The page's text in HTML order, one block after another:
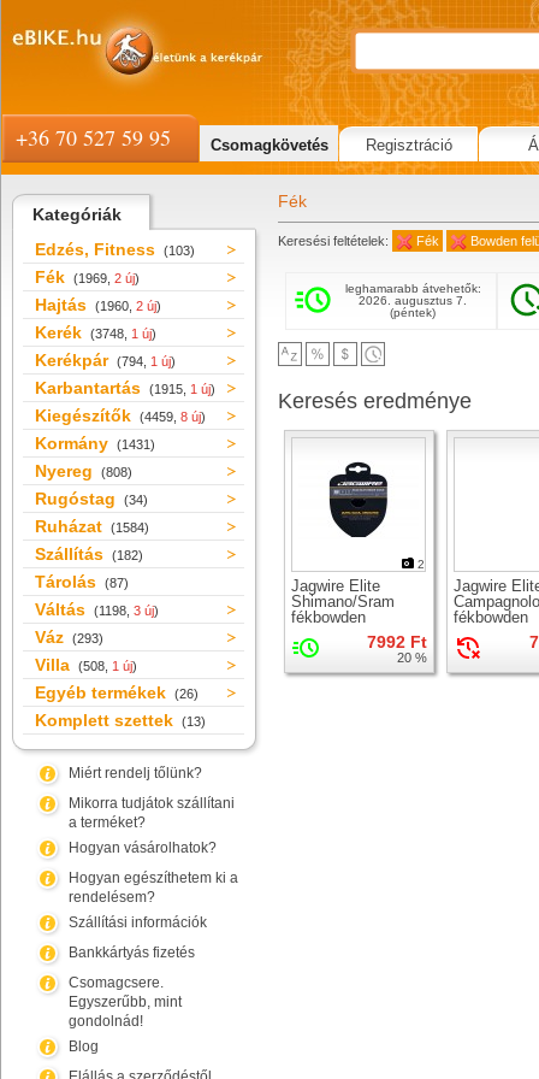
Kategóriák
Edzés, Fitness (103)
Fék (1969, 2 új)
Hajtás (1960, 2 új)
Kerék (3748, 1 új)
Kerékpár (794, 1 új)
Karbantartás (1915, 1 új)
Kiegészítők (4459, 8 új)
Kormány (1431)
Nyereg (808)
Rugóstag (34)
Ruházat (1584)
Szállítás (182)
Tárolás (87)
Váltás (1198, 3 új)
Váz (293)
Villa (508, 1 új)
Egyéb termékek (26)
Komplett szettek (13)
Miért rendelj tőlünk?
Mikorra tudjátok szállítani
a terméket?
Hogyan vásárolhatok?
Hogyan egészíthetem ki a
rendelésem?
Szállítási információk
Bankkártyás fizetés
Csomagcsere.
Egyszerűbb, mint
gondolnád!
Blog
Fék
Keresési feltételek: Fék Bowden
leghamarabb átvehetők:
2026. augusztus 7.
(péntek)
Keresés eredménye
2
Jagwire Elite
Shimano/Sram
fékbowden
7992 Ft
20 %
Jagwire
Campagnolo
fékbowden
+36 70 527 59 95 Csomagkövetés Regisztráció